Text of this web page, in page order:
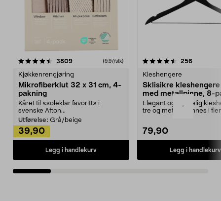
-
3809anmeldelser(9,97/stk)
Kjøkkenrengjøring
Mikrofiberklut 32 x 31 cm, 4-
pakning
Kåret til «soleklar favoritt» i
svenske Afton...
Utførelse: Grå/beige
39,90
Legg i handlekurv
4.5av 5 stjerner 256
Kleshengere
Sklisikre
med metallpinne, 8-
Elegant og skikkelig
tre og metall – finnes i
79,90
Legg i handlekurv
4.5av 5 stjerner